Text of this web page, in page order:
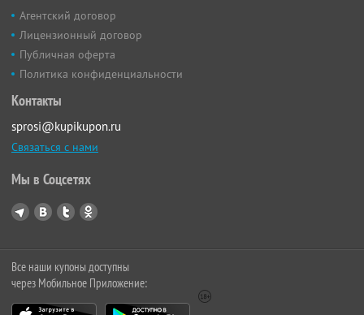
Агентский договор
Лицензионный договор
Публичная оферта
Политика конфиденциальности
Контакты
sprosi@kupikupon.ru
Связаться с нами
Мы в Соцсетях
Все наши купоны доступны
через Мобильное Приложение: